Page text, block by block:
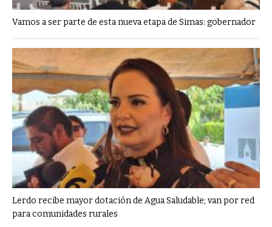
Vamos a ser parte de esta nueva etapa de Simas: gobernador
Lerdo recibe mayor dotación de Agua Saludable; van por red
para comunidades rurales